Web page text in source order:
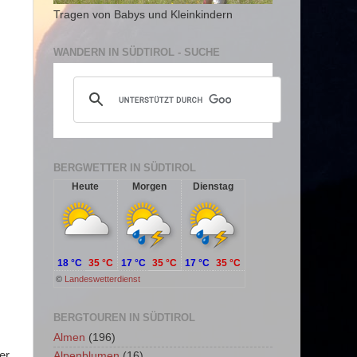
Tragen von Babys und Kleinkindern
WANDERN IN SÜDTIROL - SUCHE
BERGWETTER IN SÜDTIROL
Heute Morgen Dienstag
© Landeswetterdienst
18 °C 35 °C 17 °C 35 °C 17 °C 35 °C
BERGTOUREN IN SÜDTIROL
Almen (196)